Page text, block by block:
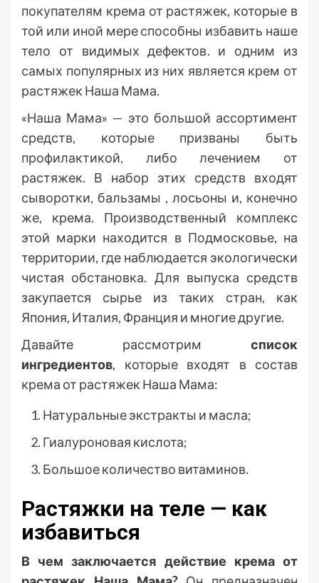
покупателям крема от растяжек, которые в
той или иной мере способны избавить наше
тело от видимых дефектов. и одним из
самых популярных из них является крем от
растяжек Наша Мама.
«Наша Мама» — это большой ассортимент
средств, которые призваны быть
профилактикой, либо лечением от
растяжек. В набор этих средств входят
сыворотки, бальзамы , лосьоны и, конечно
же, крема. Производственный комплекс
этой марки находится в Подмосковье, на
территории, где наблюдается экологически
чистая обстановка. Для выпуска средств
закупается сырье из таких стран, как
Япония, Италия, Франция и многие другие.
Давайте рассмотрим список
ингредиентов, которые входят в состав
крема от растяжек Наша Мама:
Натуральные экстракты и масла;
Гиалуроновая кислота;
Большое количество витаминов.
Растяжки на теле — как
избавиться
В чем заключается действие крема от